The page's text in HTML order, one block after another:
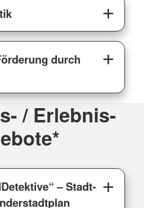
durch
/ Erlebnis-
– Stadt-